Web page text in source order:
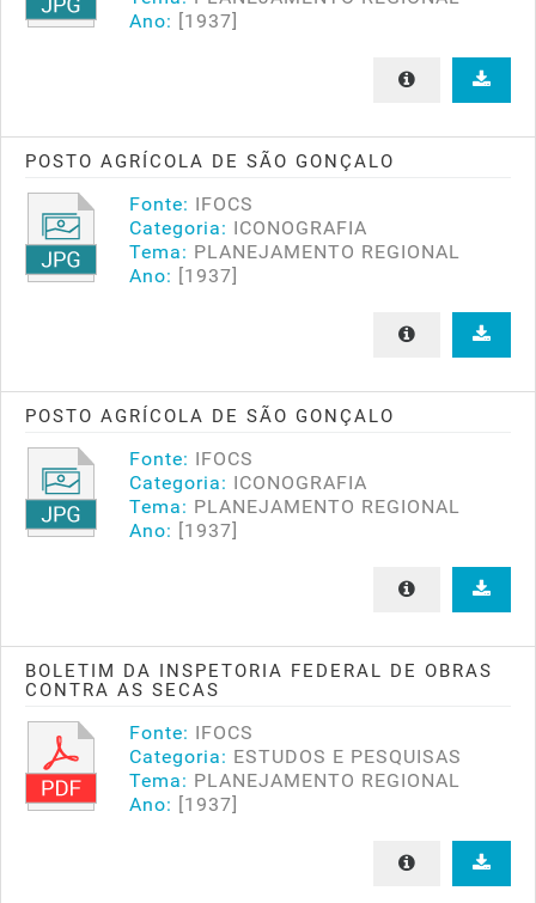
Ano: [1937]
POSTO AGRÍCOLA DE SÃO GONÇALO
Fonte: IFOCS
Categoria: ICONOGRAFIA
Tema: PLANEJAMENTO REGIONAL
Ano: [1937]
POSTO AGRÍCOLA DE SÃO GONÇALO
Fonte: IFOCS
Categoria: ICONOGRAFIA
Tema: PLANEJAMENTO REGIONAL
Ano: [1937]
BOLETIM DA INSPETORIA FEDERAL DE OBRAS
CONTRA AS SECAS
Fonte: IFOCS
Categoria: ESTUDOS E PESQUISAS
Tema: PLANEJAMENTO REGIONAL
Ano: [1937]